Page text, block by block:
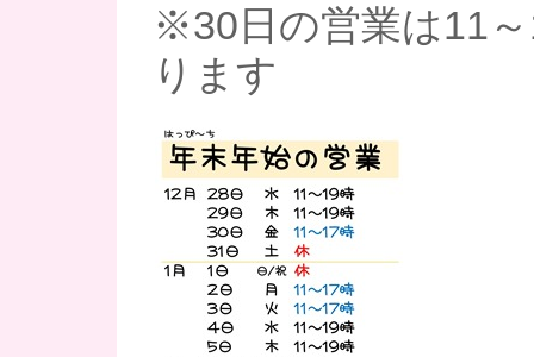
※30日の営業は11
ります